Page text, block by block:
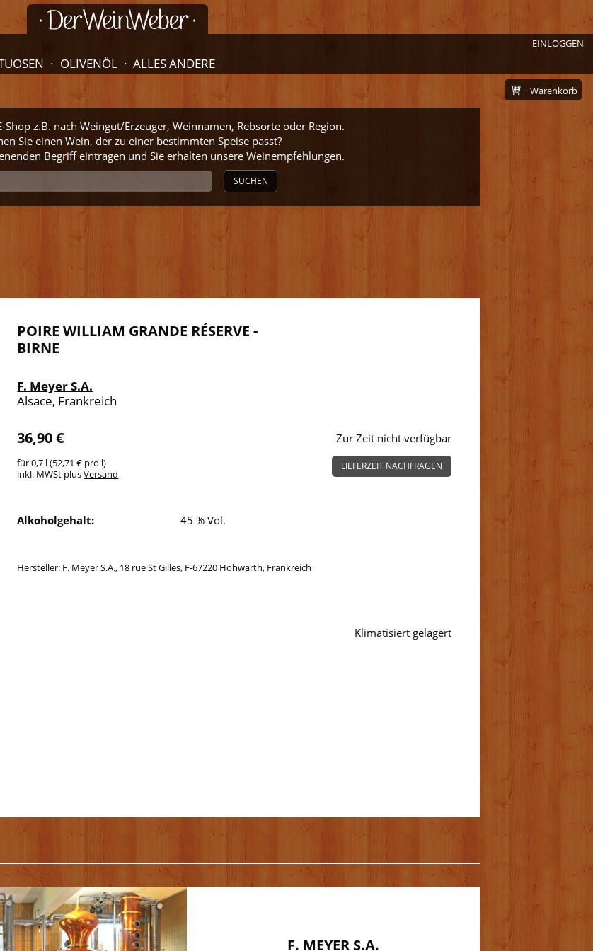
EINLOGGEN
OLIVENÖL ALLES ANDERE
Shop z.B. nach Weingut/Erzeuger, Weinnamen, Rebsorte oder Region.
Sie einen Wein, der zu einer bestimmten Speise passt?
Begriff eintragen und Sie erhalten unsere Weinempfehlungen.
SUCHEN
Warenkorb
POIRE WILLIAM GRANDE RÉSERVE -
BIRNE
F. Meyer S.A.
Alsace, Frankreich
36,90 €
für 0,7 l (52,71 € pro l)
inkl. MWSt plusVersand
Zur Zeit nicht verfügbar
LIEFERZEIT NACHFRAGEN
Alkoholgehalt: 45 % Vol.
Hersteller: F. Meyer S.A., 18 rue St Gilles, F-67220 Hohwarth, Frankreich
Klimatisiert gelagert
F. MEYER S.A.